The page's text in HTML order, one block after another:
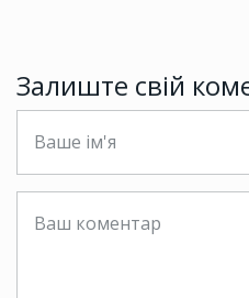
Залиште свій